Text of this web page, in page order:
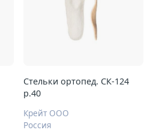
Стельки ортопед. СК-124
р.40
Крейт ООО
Россия